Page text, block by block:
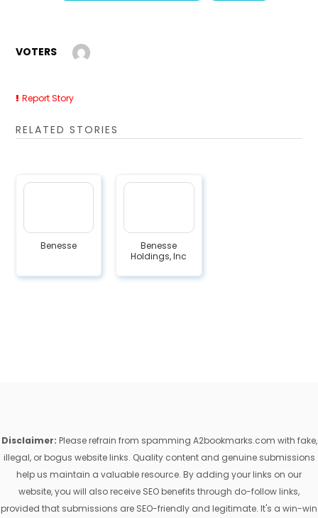
VOTERS
Report Story
RELATED STORIES
Benesse
Benesse
Holdings, Inc
Disclaimer: Please refrain from spamming A2bookmarks.com with fake,
illegal, or bogus website links. Quality content and genuine submissions
help us maintain a valuable resource. By adding your links on our
website, you will also receive SEO benefits through do-follow links,
provided that submissions are SEO-friendly and legitimate. It's a win-win